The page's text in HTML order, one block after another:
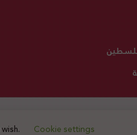
اتصل بنا تبرع لنا
Cookie settings